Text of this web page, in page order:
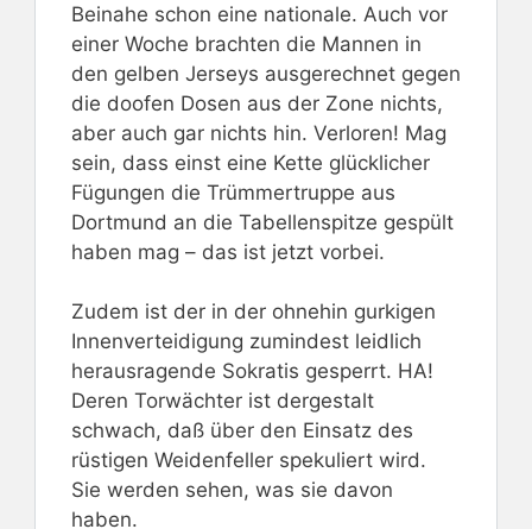
Beinahe schon eine nationale. Auch vor
einer Woche brachten die Mannen in
den gelben Jerseys ausgerechnet gegen
die doofen Dosen aus der Zone nichts,
aber auch gar nichts hin. Verloren! Mag
sein, dass einst eine Kette glücklicher
Fügungen die Trümmertruppe aus
Dortmund an die Tabellenspitze gespült
haben mag – das ist jetzt vorbei.
Zudem ist der in der ohnehin gurkigen
Innenverteidigung zumindest leidlich
herausragende Sokratis gesperrt. HA!
Deren Torwächter ist dergestalt
schwach, daß über den Einsatz des
rüstigen Weidenfeller spekuliert wird.
Sie werden sehen, was sie davon
haben.